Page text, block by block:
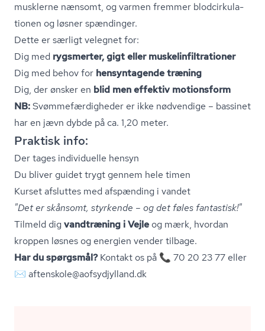
musklerne nænsomt, og varmen fremmer blodcir­ku­la­
tio­nen og løsner spændinger.
Dette er særligt velegnet for:
Dig med rygsmerter, gigt eller mu­ske­l­in­fil­tra­tio­ner
Dig med behov for hensyntagende træning
Dig, der ønsker en blid men effektiv motionsform
NB:Svøm­me­fær­dig­he­der er ikke nødvendige – bassinet
har en jævn dybde på ca. 1,20 meter.
Praktisk info:
Der tages individuelle hensyn
Du bliver guidet trygt gennem hele timen
Kurset afsluttes med afspænding i vandet
"Det er skånsomt, styrkende – og det føles fantastisk!"
Tilmeld dig vandtræning i Vejle og mærk, hvordan
kroppen løsnes og energien vender tilbage.
Har du spørgsmål?Kontakt os på 📞 70 20 23 77 eller
✉️ aftenskole@aofsydjylland.dk